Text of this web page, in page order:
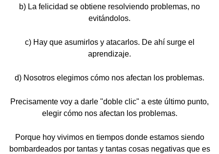
b) La felicidad se obtiene resolviendo problemas, no
evitándolos.
c) Hay que asumirlos y atacarlos. De ahí surge el
aprendizaje.
d) Nosotros elegimos cómo nos afectan los problemas.
Precisamente voy a darle "doble clic" a este último punto,
elegir cómo nos afectan los problemas.
Porque hoy vivimos en tiempos donde estamos siendo
bombardeados por tantas y tantas cosas negativas que es